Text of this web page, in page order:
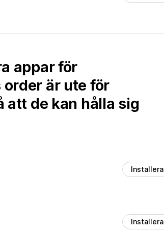
appar för
order är ute för
att de kan hålla sig
Installera
Installera